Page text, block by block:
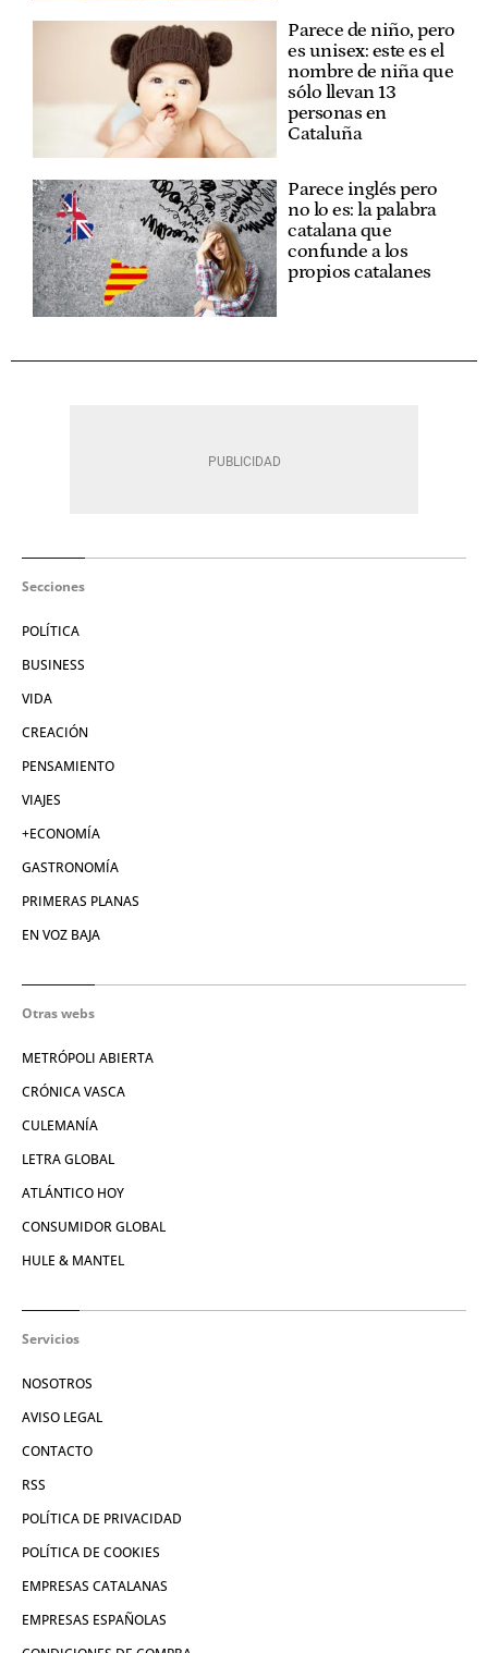
Parece de niño, pero
es unisex: este es el
nombre de niña que
sólo llevan 13
personas en
Cataluña
Parece inglés pero
no lo es: la palabra
catalana que
confunde a los
propios catalanes
Secciones
POLÍTICA
BUSINESS
VIDA
CREACIÓN
PENSAMIENTO
VIAJES
+ECONOMÍA
GASTRONOMÍA
PRIMERAS PLANAS
EN VOZ BAJA
Otras webs
METRÓPOLI ABIERTA
CRÓNICA VASCA
CULEMANÍA
LETRA GLOBAL
ATLÁNTICO HOY
CONSUMIDOR GLOBAL
HULE & MANTEL
Servicios
NOSOTROS
AVISO LEGAL
CONTACTO
RSS
POLÍTICA DE PRIVACIDAD
POLÍTICA DE COOKIES
EMPRESAS CATALANAS
EMPRESAS ESPAÑOLAS